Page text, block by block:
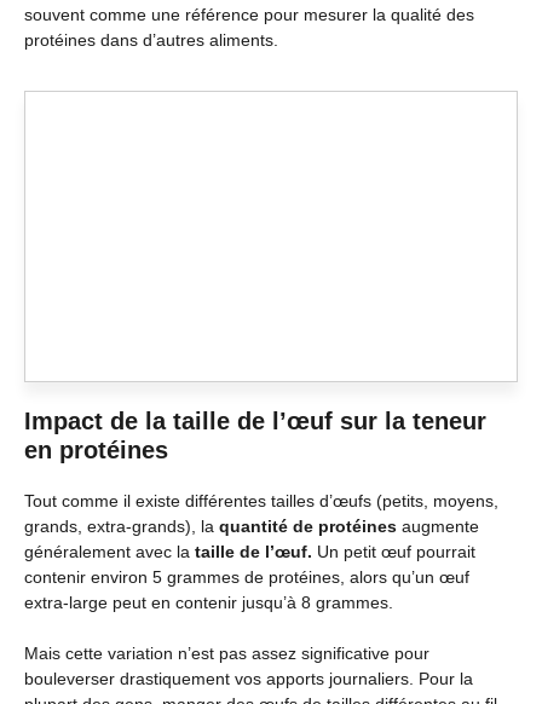
souvent comme une référence pour mesurer la qualité des
protéines dans d’autres aliments.
Impact de la taille de l’œuf sur la teneur
en protéines
Tout comme il existe différentes tailles d’œufs (petits, moyens,
grands, extra-grands), la quantité de protéines augmente
généralement avec la taille de l’œuf. Un petit œuf pourrait
contenir environ 5 grammes de protéines, alors qu’un œuf
extra-large peut en contenir jusqu’à 8 grammes.
Mais cette variation n’est pas assez significative pour
bouleverser drastiquement vos apports journaliers. Pour la